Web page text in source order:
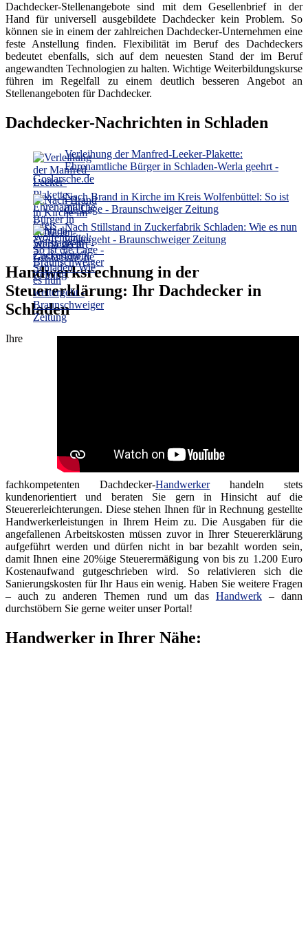
Dachdecker-Stellenangebote sind mit dem Gesellenbrief in der
Hand für universell ausgebildete Dachdecker kein Problem. So
können sie in einem der zahlreichen Dachdecker-Unternehmen eine
feste Anstellung finden. Flexibilität im Beruf des Dachdeckers
bedeutet ebenfalls, sich auf dem neuesten Stand der im Beruf
angewandten Technologien zu halten. Wichtige Weiterbildungskurse
führen im Regelfall zu einem deutlich besseren Angebot an
Stellenangeboten für Dachdecker.
Dachdecker-Nachrichten in Schladen
Verleihung der Manfred-Leeker-Plakette:
Ehrenamtliche Bürger in Schladen-Werla geehrt -
Goslarsche.de
Nach Brand in Kirche im Kreis Wolfenbüttel: So ist
die Lage - Braunschweiger Zeitung
Nach Stillstand in Zuckerfabrik Schladen: Wie es nun
weitergeht - Braunschweiger Zeitung
Handwerksrechnung in der
Steuererklärung: Ihr Dachdecker in
Schladen
Ihre
fachkompetenten Dachdecker-Handwerkerhandeln stets
kundenorientiert und beraten Sie gern in Hinsicht auf die
Steuererleichterungen. Diese stehen Ihnen für in Rechnung gestellte
Handwerkerleistungen in Ihrem Heim zu. Die Ausgaben für die
angefallenen Arbeitskosten müssen zuvor in Ihrer Steuererklärung
aufgeführt werden und dürfen nicht in bar bezahlt worden sein,
damit Ihnen eine 20%ige Steuerermäßigung von bis zu 1.200 Euro
Kostenaufwand gutgeschrieben wird. So relativieren sich die
Sanierungskosten für Ihr Haus ein wenig. Haben Sie weitere Fragen
– auch zu anderen Themen rund um das Handwerk– dann
durchstöbern Sie gerne weiter unser Portal!
Handwerker in Ihrer Nähe: